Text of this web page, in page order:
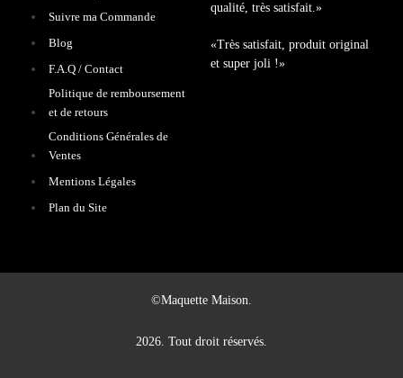
Suivre ma Commande
Blog
F.A.Q / Contact
Politique de remboursement
et de retours
Conditions Générales de
Ventes
Mentions Légales
Plan du Site
qualité, très satisfait.»
«Très satisfait, produit original
et super joli !»
©Maquette Maison.
2026. Tout droit réservés.